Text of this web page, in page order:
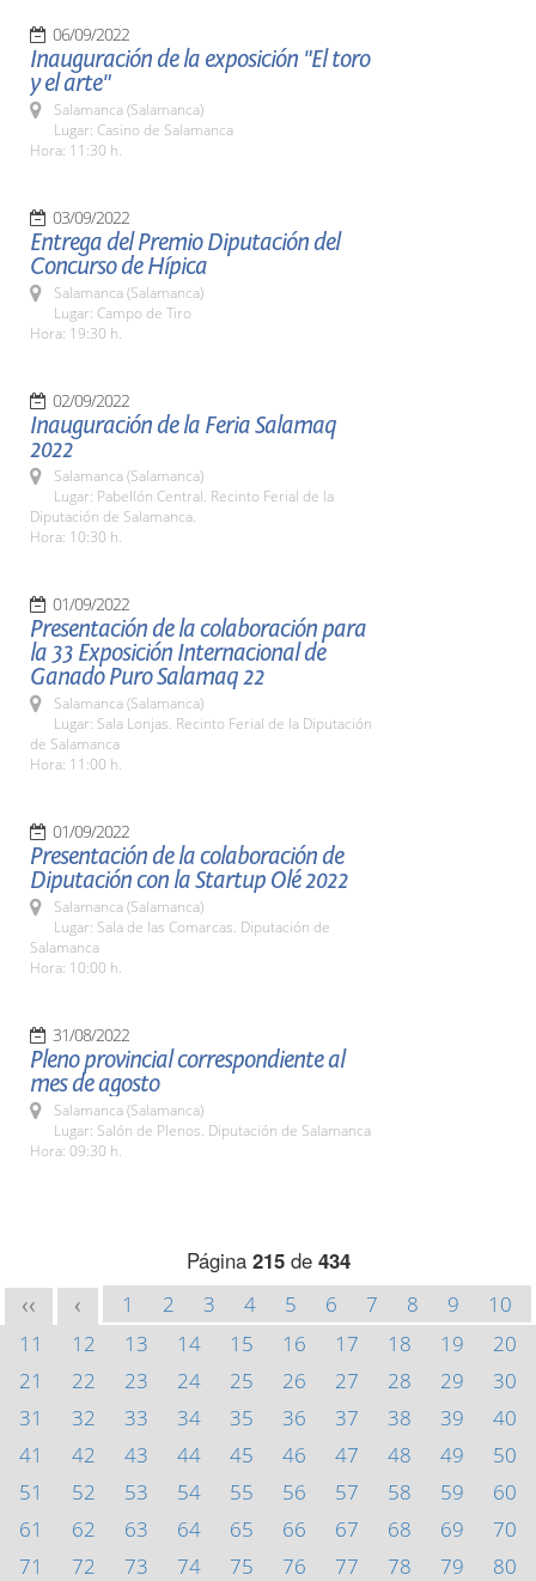
06/09/2022
Inauguración de la exposición "El toro
y el arte"
Salamanca (Salamanca)
Lugar: Casino de Salamanca
Hora: 11:30 h.
03/09/2022
Entrega del Premio Diputación del
Concurso de Hípica
Salamanca (Salamanca)
Lugar: Campo de Tiro
Hora: 19:30 h.
02/09/2022
Inauguración de la Feria Salamaq
2022
Salamanca (Salamanca)
Lugar: Pabellón Central. Recinto Ferial de la
Diputación de Salamanca.
Hora: 10:30 h.
01/09/2022
Presentación de la colaboración para
la 33 Exposición Internacional de
Ganado Puro Salamaq 22
Salamanca (Salamanca)
Lugar: Sala Lonjas. Recinto Ferial de la Diputación
de Salamanca
Hora: 11:00 h.
01/09/2022
Presentación de la colaboración de
Diputación con la Startup Olé 2022
Salamanca (Salamanca)
Lugar: Sala de las Comarcas. Diputación de
Salamanca
Hora: 10:00 h.
31/08/2022
Pleno provincial correspondiente al
mes de agosto
Salamanca (Salamanca)
Lugar: Salón de Plenos. Diputación de Salamanca
Hora: 09:30 h.
Página 215de 434
<< < 1 2 3 4 5 6 7 8 9
10
11
12 13 14 15 16 17 18 19
20
21
22 23 24 25 26 27 28 29
30
31
32 33 34 35 36 37 38 39
40
41
42 43 44 45 46 47 48 49
50
51
52 53 54 55 56 57 58 59
60
61
62 63 64 65 66 67 68 69
70
71
72 73 74 75 76 77 78 79
80